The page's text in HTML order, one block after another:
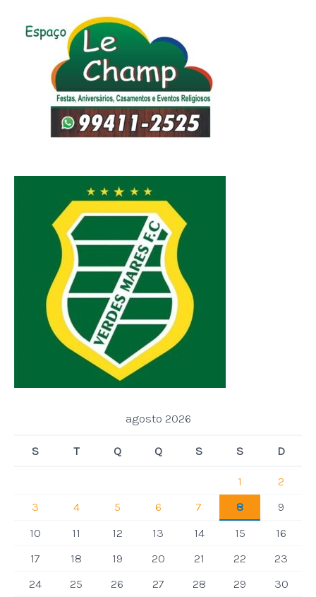
agosto 2026
S T Q Q S S D
1
2
3
4 5 6 7 8
9
10
11 12 13 14 15
16
17
18 19 20 21 22
23
24
25 26 27 28 29 30